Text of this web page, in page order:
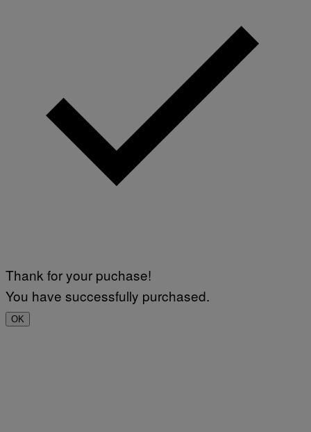
Thank for your puchase!
You have successfully purchased.
OK